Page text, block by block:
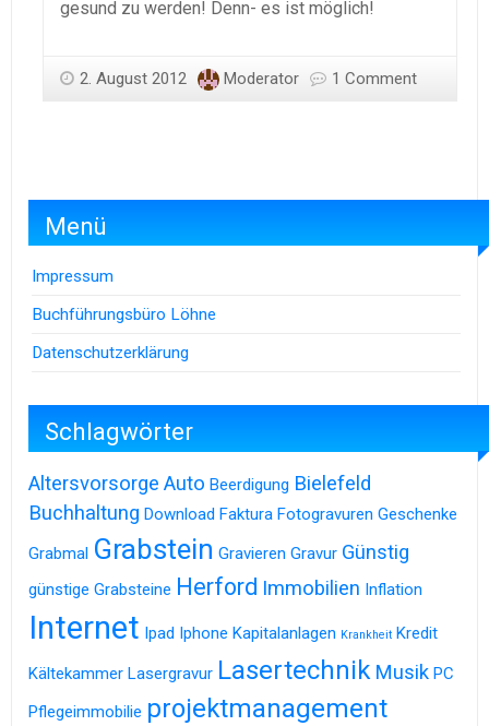
gesund zu werden! Denn- es ist möglich!
2. August 2012 Moderator 1 Comment
Menü
Impressum
Buchführungsbüro Löhne
Datenschutzerklärung
Schlagwörter
Altersvorsorge Auto Beerdigung Bielefeld
Buchhaltung Download Faktura Fotogravuren Geschenke
Grabmal Grabstein Gravieren Gravur Günstig
günstige Grabsteine Herford Immobilien Inflation
Internet Ipad Iphone Kapitalanlagen Krankheit Kredit
Kältekammer Lasergravur Lasertechnik Musik PC
Pflegeimmobilie projektmanagement